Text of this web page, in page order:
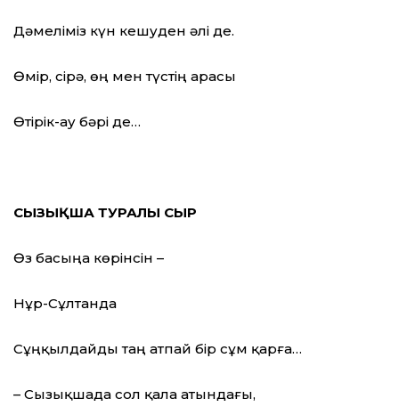
Дәмеліміз күн кешуден әлі де.
Өмір, сірә, өң мен түстің арасы
Өтірік-ау бәрі де…
СЫЗЫҚША ТУРАЛЫ СЫР
Өз басыңа көрінсін –
Нұр-Сұлтанда
Сұңқылдайды таң атпай бір сұм қарға…
– Сызықшада сол қала атындағы,